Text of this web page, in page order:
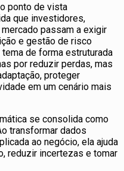
ponto de vista
que investidores,
passam a exigir
e gestão de risco
de forma estruturada
por reduzir perdas, mas
proteger
em um cenário mais
se consolida como
transformar dados
ao negócio, ela ajuda
reduzir incertezas e tomar